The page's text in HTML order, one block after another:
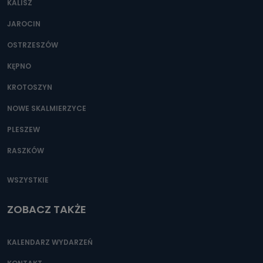
Można to zrobić pod numerem telefonu 62 735-51-05 lub
KALISZ
JAROCIN
OSTRZESZÓW
KĘPNO
KROTOSZYN
NOWE SKALMIERZYCE
PLESZEW
RASZKÓW
WSZYSTKIE
ZOBACZ TAKŻE
KALENDARZ WYDARZEŃ